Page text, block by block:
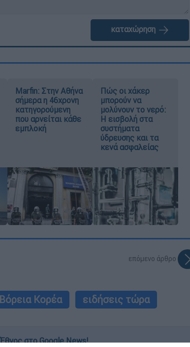
καταχώρηση
Marfin: Στην Αθήνα
σήμερα η 46χρονη
κατηγορούμενη
που αρνείται κάθε
εμπλοκή
Πώς οι χάκερ
μπορούν να
μολύνουν το νερό:
Η εισβολή στα
συστήματα
ύδρευσης και τα
κενά ασφαλείας
επόμενο άρθρο
Βόρεια Κορέα ειδήσεις τώρα
στο Google News!